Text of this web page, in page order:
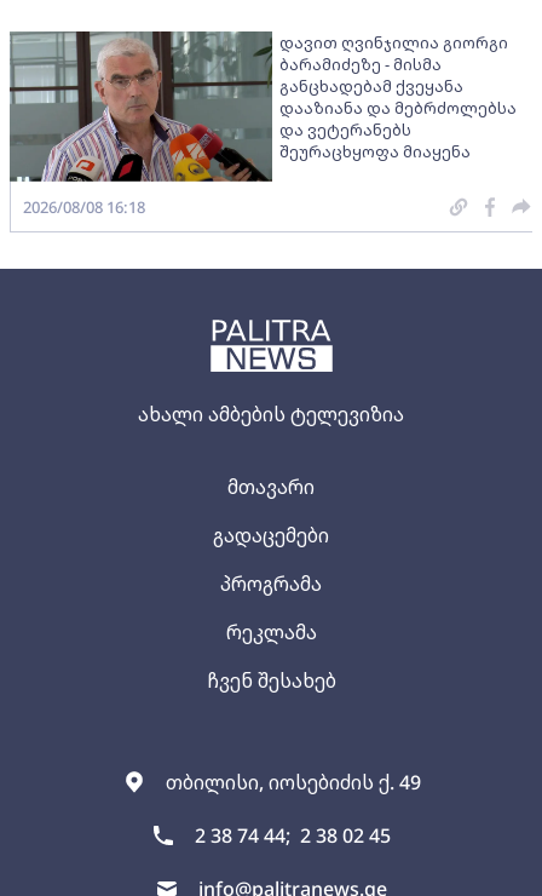
ახალი ამბების ტელევიზია
თბილისი, იოსებიძის ქ. 49
2 38 74 44; 2 38 02 45
info@palitranews.ge
მთავარი
გადაცემები
პროგრამა
რეკლამა
ჩვენ შესახებ
დავით ღვინჯილია გიორგი
ბარამიძეზე - მისმა
განცხადებამ ქვეყანა
დააზიანა და მებრძოლებსა
და ვეტერანებს
შეურაცხყოფა მიაყენა
2026/08/08 16:18